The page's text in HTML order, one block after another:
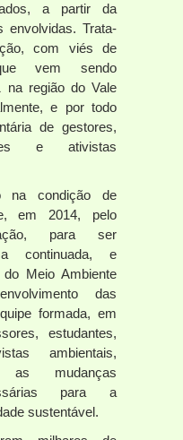
a partir da
envolvidas. Trata-
com viés de
vem sendo
na região do Vale
e por todo
de gestores,
e ativistas
na condição de
em 2014, pelo
para ser
continuada, e
Meio Ambiente
das
formada, em
estudantes,
ambientais,
as mudanças
para a
sustentável.